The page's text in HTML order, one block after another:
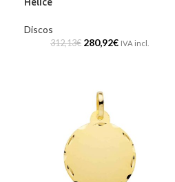
Discos
312,13€ 280,92€ IVA incl.